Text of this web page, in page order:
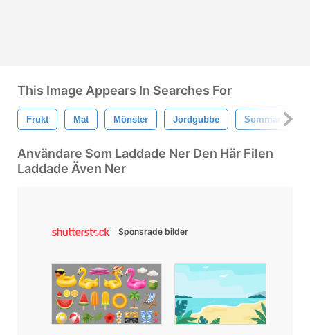
This Image Appears In Searches For
Frukt Mat Mönster Jordgubbe Sommar
Användare Som Laddade Ner Den Här Filen
Laddade Även Ner
Sponsrade bilder